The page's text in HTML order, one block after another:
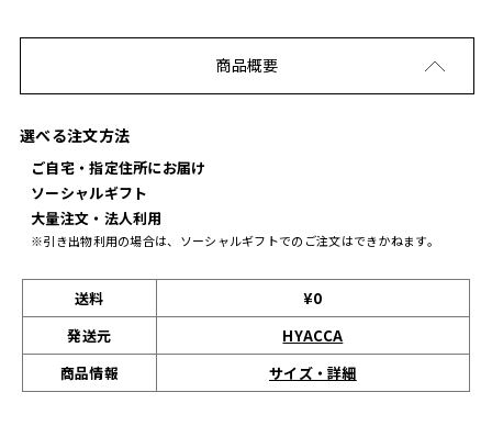
商品概要
選べる注文方法
ご自宅・指定住所にお届け
ソーシャルギフト
大量注文・法人利用
※引き出物利用の場合は、ソーシャルギフトでのご注文はできかねます。
送料
¥0
発送元
HYACCA
商品情報
サイズ・詳細